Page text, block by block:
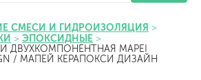
СМЕСИ И ГИДРОИЗОЛЯЦИЯ
ЭПОКСИДНЫЕ
ДВУХКОМПОНЕНТНАЯ MAPEI
/ МАПЕЙ КЕРАПОКСИ ДИЗАЙН